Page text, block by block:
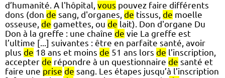
d’humanité. A l'hôpital, vous pouvez faire différents
dons (don de sang, d'organes, de tissus, de moelle
osseuse, de gamettes, ou de lait). Don d'organe Du
Don à la greffe : une chaîne de vie La greffe est
l’ultime [...] suivantes : être en parfaite santé, avoir
plus de 18 ans et moins de 51 ans lors de l’inscription,
accepter de répondre à un questionnaire de santé et
faire une prise de sang. Les étapes jusqu’à l’inscription